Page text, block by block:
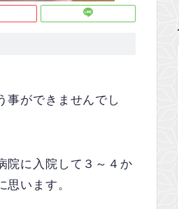
事ができませんでし
院に入院して３～４か
います。